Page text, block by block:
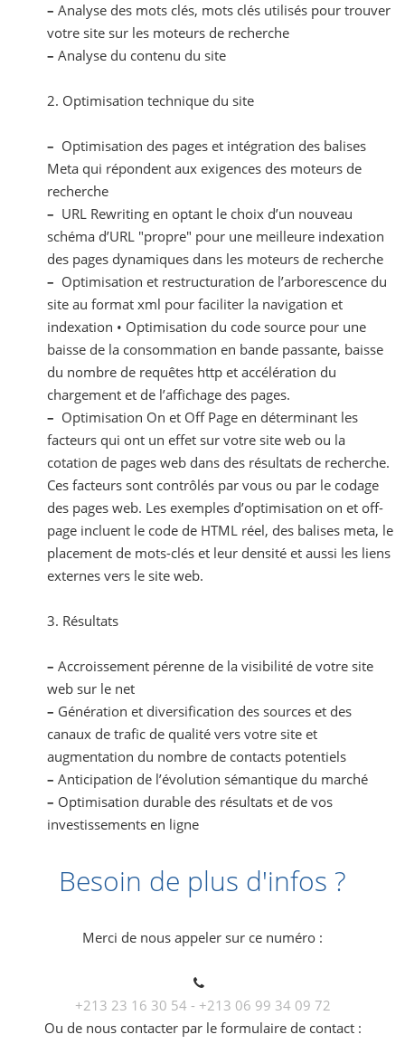
– Analyse des mots clés, mots clés utilisés pour trouver
votre site sur les moteurs de recherche
– Analyse du contenu du site
2. Optimisation technique du site
– Optimisation des pages et intégration des balises
Meta qui répondent aux exigences des moteurs de
recherche
– URL Rewriting en optant le choix d’un nouveau
schéma d’URL "propre" pour une meilleure indexation
des pages dynamiques dans les moteurs de recherche
– Optimisation et restructuration de l’arborescence du
site au format xml pour faciliter la navigation et
indexation • Optimisation du code source pour une
baisse de la consommation en bande passante, baisse
du nombre de requêtes http et accélération du
chargement et de l’affichage des pages.
– Optimisation On et Off Page en déterminant les
facteurs qui ont un effet sur votre site web ou la
cotation de pages web dans des résultats de recherche.
Ces facteurs sont contrôlés par vous ou par le codage
des pages web. Les exemples d’optimisation on et off-
page incluent le code de HTML réel, des balises meta, le
placement de mots-clés et leur densité et aussi les liens
externes vers le site web.
3. Résultats
– Accroissement pérenne de la visibilité de votre site
web sur le net
– Génération et diversification des sources et des
canaux de trafic de qualité vers votre site et
augmentation du nombre de contacts potentiels
– Anticipation de l’évolution sémantique du marché
– Optimisation durable des résultats et de vos
investissements en ligne
Besoin de plus d'infos ?
Merci de nous appeler sur ce numéro :
+213 23 16 30 54 - +213 06 99 34 09 72
Ou de nous contacter par le formulaire de contact :